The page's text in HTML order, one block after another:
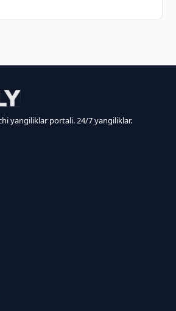
yangiliklar portali. 24/7 yangiliklar.